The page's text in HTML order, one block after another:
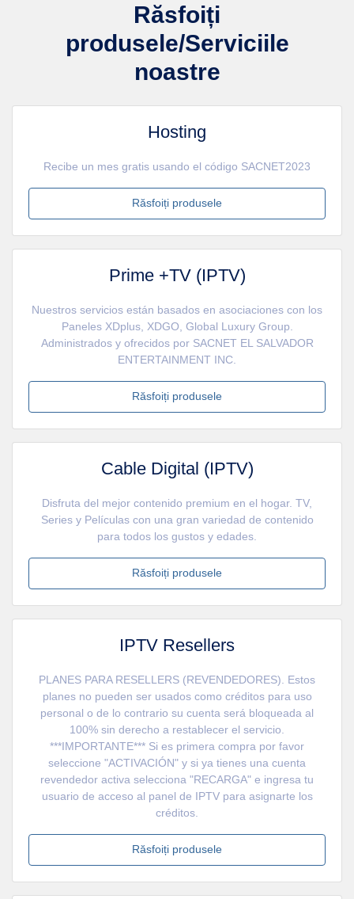
Răsfoiți
produsele/Serviciile
noastre
Hosting
Recibe un mes gratis usando el código SACNET2023
Răsfoiți produsele
Prime +TV (IPTV)
Nuestros servicios están basados en asociaciones con los
Paneles XDplus, XDGO, Global Luxury Group.
Administrados y ofrecidos por SACNET EL SALVADOR
ENTERTAINMENT INC.
Răsfoiți produsele
Cable Digital (IPTV)
Disfruta del mejor contenido premium en el hogar. TV,
Series y Películas con una gran variedad de contenido
para todos los gustos y edades.
Răsfoiți produsele
IPTV Resellers
PLANES PARA RESELLERS (REVENDEDORES). Estos
planes no pueden ser usados como créditos para uso
personal o de lo contrario su cuenta será bloqueada al
100% sin derecho a restablecer el servicio.
***IMPORTANTE*** Si es primera compra por favor
seleccione "ACTIVACIÓN" y si ya tienes una cuenta
revendedor activa selecciona "RECARGA" e ingresa tu
usuario de acceso al panel de IPTV para asignarte los
créditos.
Răsfoiți produsele